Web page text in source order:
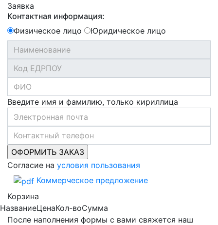
Заявка
Контактная информация:
Физическое лицо
Юридическое лицо
Введите имя и фамилию, только кириллица
Согласие на условия пользования
Коммерческое предложение
Корзина
НазваниеЦенаКол-воСумма
После наполнения формы с вами свяжется наш